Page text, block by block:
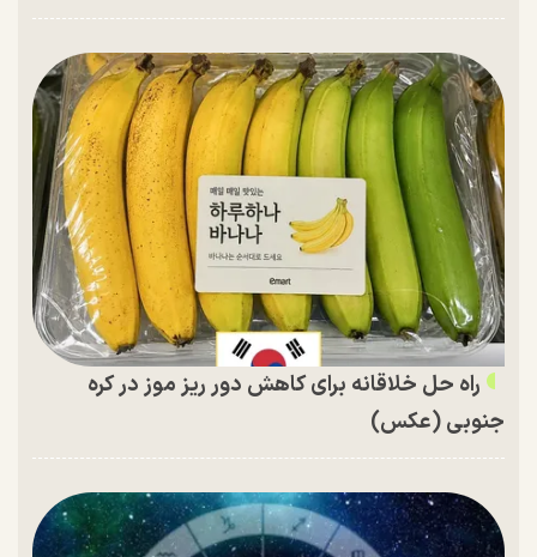
راه حل خلاقانه برای کاهش دور ریز موز در کره
جنوبی (عکس)